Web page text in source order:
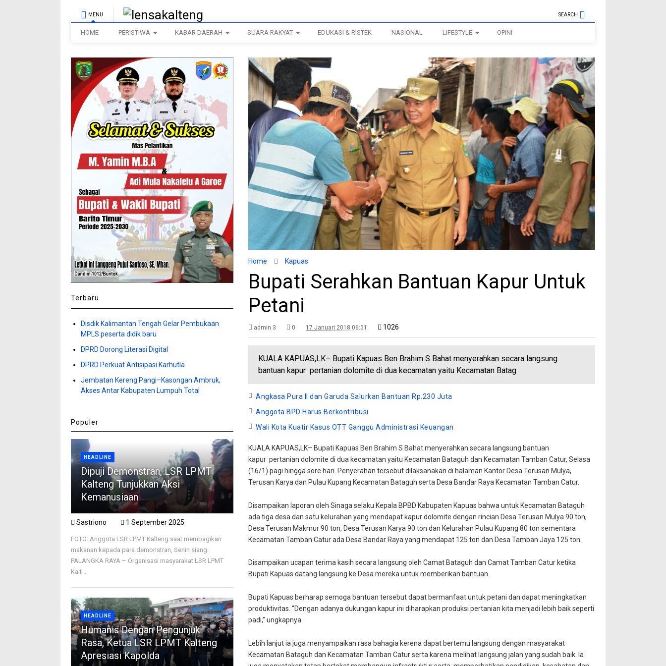
MENU SEARCH
HOME PERISTIWA KABAR DAERAH SUARA RAKYAT EDUKASI & RISTEK NASIONAL LIFESTYLE OPINI
Home Kapuas
Bupati Serahkan Bantuan Kapur Untuk
Petani
admin 3 0 17 Januari 2018 06:51 1026
KUALA KAPUAS,LK– Bupati Kapuas Ben Brahim S Bahat menyerahkan secara langsung
bantuan kapur pertanian dolomite di dua kecamatan yaitu Kecamatan Batag
Angkasa Pura II dan Garuda Salurkan Bantuan Rp.230 Juta
Anggota BPD Harus Berkontribusi
Wali Kota Kuatir Kasus OTT Ganggu Administrasi Keuangan
KUALA KAPUAS,LK– Bupati Kapuas Ben Brahim S Bahat menyerahkan secara langsung bantuan
kapur pertanian dolomite di dua kecamatan yaitu Kecamatan Bataguh dan Kecamatan Tamban Catur, Selasa
(16/1) pagi hingga sore hari. Penyerahan tersebut dilaksanakan di halaman Kantor Desa Terusan Mulya,
Terusan Karya dan Pulau Kupang Kecamatan Bataguh serta Desa Bandar Raya Kecamatan Tamban Catur.
Disampaikan laporan oleh Sinaga selaku Kepala BPBD Kabupaten Kapuas bahwa untuk Kecamatan Bataguh
ada tiga desa dan satu kelurahan yang mendapat kapur dolomite dengan rincian Desa Terusan Mulya 90 ton,
Desa Terusan Makmur 90 ton, Desa Terusan Karya 90 ton dan Kelurahan Pulau Kupang 80 ton sementara
Kecamatan Tamban Catur ada Desa Bandar Raya yang mendapat 125 ton dan Desa Tamban Jaya 125 ton.
Disampaikan ucapan terima kasih secara langsung oleh Camat Bataguh dan Camat Tamban Catur ketika
Bupati Kapuas datang langsung ke Desa mereka untuk memberikan bantuan.
Bupati Kapuas berharap semoga bantuan tersebut dapat bermanfaat untuk petani dan dapat meningkatkan
produktivitas. “Dengan adanya dukungan kapur ini diharapkan produksi pertanian kita menjadi lebih baik seperti
padi,” ungkapnya.
Lebih lanjut ia juga menyampaikan rasa bahagia kerena dapat bertemu langsung dengan masyarakat
Kecamatan Bataguh dan Kecamatan Tamban Catur serta karena melihat langsung jalan yang sudah baik. Ia
Terbaru
Disdik Kalimantan Tengah Gelar Pembukaan
MPLS peserta didik baru
DPRD Dorong Literasi Digital
DPRD Perkuat Antisipasi Karhutla
Jembatan Kereng Pangi–Kasongan Ambruk,
Akses Antar Kabupaten Lumpuh Total
Populer
HEADLINE
Dipuji Demonstran, LSR LPMT
Kalteng Tunjukkan Aksi
Kemanusiaan
Sastriono 1 September 2025
FOTO: Anggota LSR LPMT Kalteng saat membagikan
makanan kepada para demonstran, Senin siang.
PALANGKA RAYA – Organisasi masyarakat LSR LPMT
Kalt ...
HEADLINE
Humanis Dengan Pengunjuk
Rasa, Ketua LSR LPMT Kalteng
Apresiasi Kapolda